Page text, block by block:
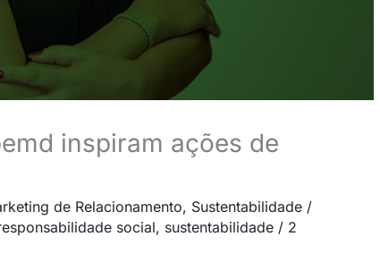
inspiram ações de
de Relacionamento, Sustentabilidade /
social, sustentabilidade / 2